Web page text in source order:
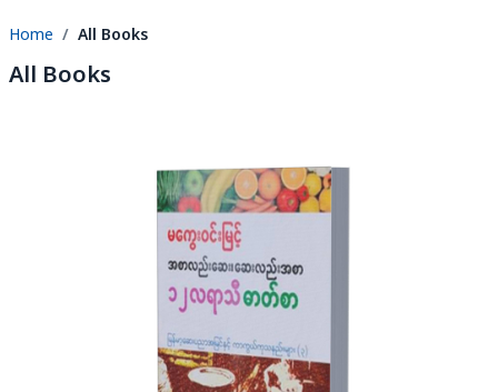
Home All Books
All Books